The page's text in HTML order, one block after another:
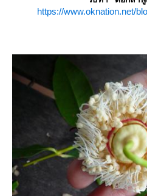
https://www.oknation.net/